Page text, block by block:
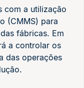
com a utilização
(CMMS) para
fábricas. Em
a controlar os
das operações